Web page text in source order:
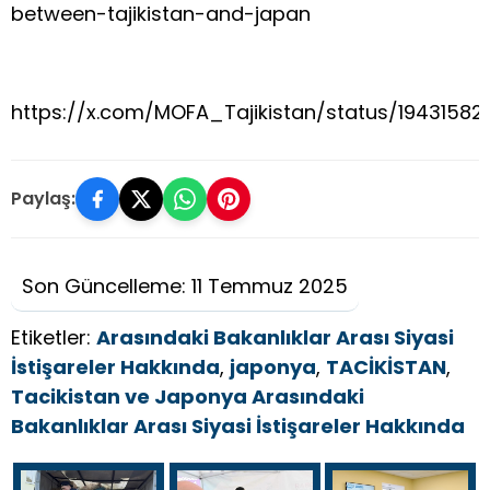
between-tajikistan-and-japan
https://x.com/MOFA_Tajikistan/status/
Paylaş:
Son Güncelleme: 11 Temmuz 2025
Etiketler: Arasındaki Bakanlıklar Arası Siyasi
İstişareler Hakkında, japonya, TACİKİSTAN,
Tacikistan ve Japonya Arasındaki
Bakanlıklar Arası Siyasi İstişareler Hakkında